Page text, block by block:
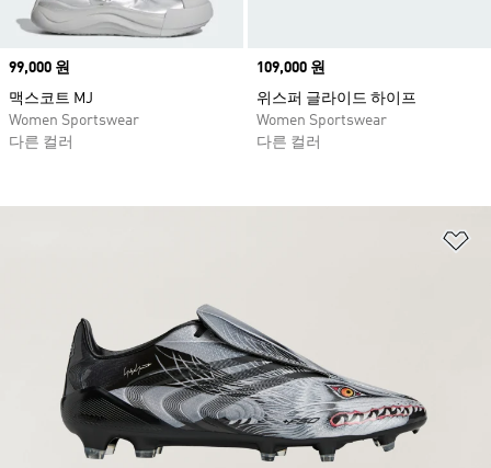
Price
99,000 원
맥스코트 MJ
Women Sportswear
다른 컬러
Price
109,000 원
위스퍼 글라이드 하이프
Women Sportswear
다른 컬러